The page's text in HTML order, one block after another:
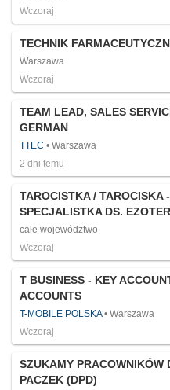
Wczoraj
TECHNIK
Warszawa
Wczoraj
TEAM LEAD, SALES
GERMAN
TTEC
Warszawa
2 dni temu
TAROCISTKA / TAROCISKA
SPECJALISTKA DS.
całe województwo
Wczoraj
T BUSINESS - KEY
ACCOUNTS
T-MOBILE POLSKA
Warszawa
Wczoraj
SZUKAMY PRACOWNIKÓW
PACZEK (DPD)